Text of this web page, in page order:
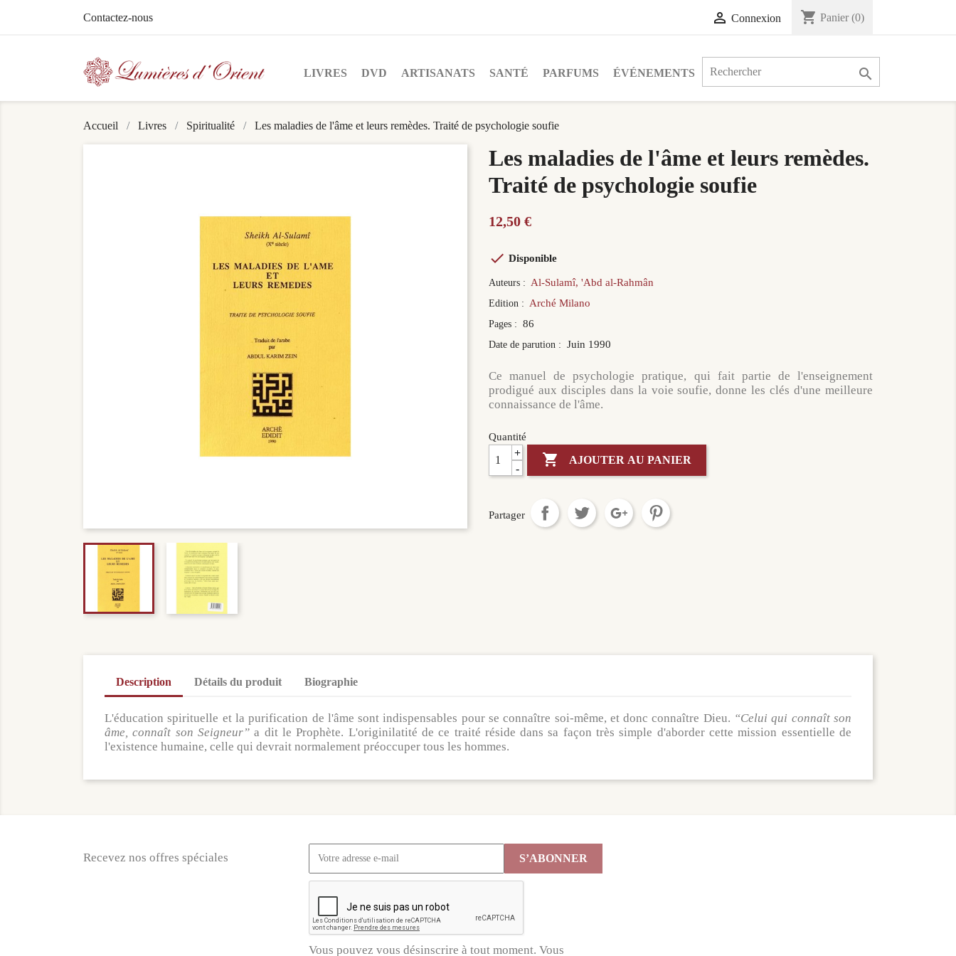
Contactez-nous  Connexion shopping_cart Panier (0)
LIVRES DVD ARTISANATS SANTÉ PARFUMS ÉVÉNEMENTS 
Accueil Livres Spiritualité Les maladies de l'âme et leurs remèdes. Traité de psychologie soufie
Les maladies de l'âme et leurs remèdes.
Traité de psychologie soufie
12,50 €
 Disponible
Auteurs : Al-Sulamî, 'Abd al-Rahmân
Edition : Arché Milano
Pages : 86
Date de parution : Juin 1990
Ce manuel de psychologie pratique, qui fait partie de l'enseignement
prodigué aux disciples dans la voie soufie, donne les clés d'une meilleure
connaissance de l'âme.
Quantité
+
-
 AJOUTER AU PANIER
Partager
Description Détails du produit Biographie
L'éducation spirituelle et la purification de l'âme sont indispensables pour se connaître soi-même, et donc connaître Dieu. “Celui qui connaît son
âme, connaît son Seigneur”a dit le Prophète. L'originilatité de ce traité réside dans sa façon très simple d'aborder cette mission essentielle de
l'existence humaine, celle qui devrait normalement préoccuper tous les hommes.
Recevez nos offres spéciales
Vous pouvez vous désinscrire à tout moment. Vous